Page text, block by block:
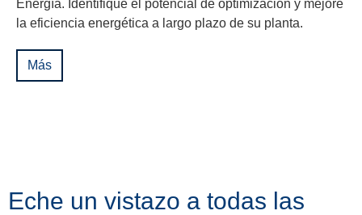
Energía. Identifique el potencial de optimización y mejore
la eficiencia energética a largo plazo de su planta.
Más
Eche un vistazo a todas las